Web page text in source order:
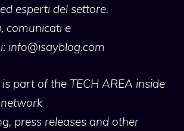
esperti del settore.
comunicati e
info@isayblog.com
is part of the TECH AREA inside
press releases and other